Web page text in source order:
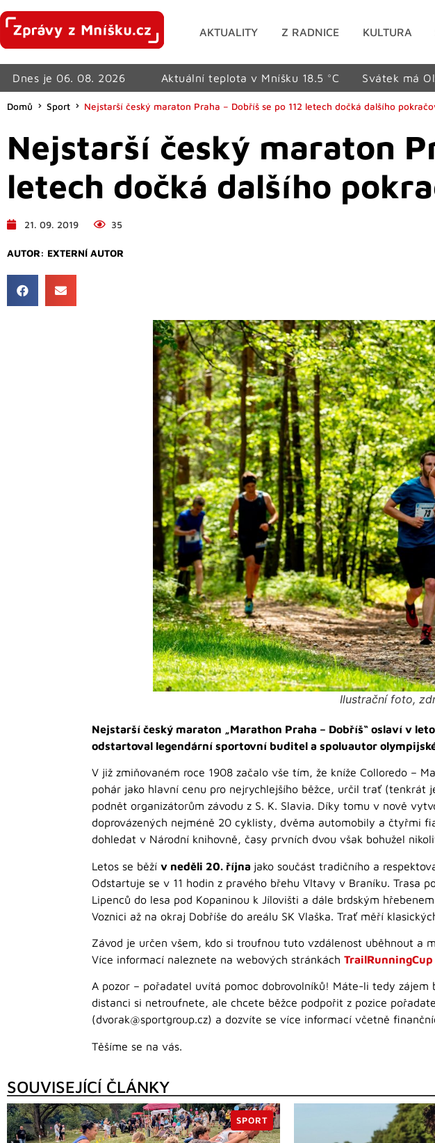
AKTUALITY Z RADNICE KULTURA
Dnes je 06. 08. 2026 Aktuální teplota v Mníšku 18.5 °C Svátek má
Domů Sport Nejstarší český maraton Praha – Dobříš se po 112 letech dočká dalšího
Nejstarší český maraton
letech dočká dalšího
21. 09. 2019 35
AUTOR: EXTERNÍ AUTOR
Ilustrační foto,
Nejstarší český maraton „Marathon Praha – Dobříš“ oslaví v
odstartoval legendární sportovní buditel a spoluautor
V již zmiňovaném roce 1908 začalo vše tím, že kníže Colloredo –
pohár jako hlavní cenu pro nejrychlejšího běžce, určil trať
podnět organizátorům závodu z S. K. Slavia. Díky tomu v nově
doprovázených nejméně 20 cyklisty, dvěma automobily a čtyřmi
dohledat v Národní knihovně, časy prvních dvou však bohužel
Letos se běží v neděli 20. října jako součást tradičního a
Odstartuje se v 11 hodin z pravého břehu Vltavy v Braníku. Trasa
Lipenců do lesa pod Kopaninou k Jílovišti a dále brdským
Voznici až na okraj Dobříše do areálu SK Vlaška. Trať měří
Závod je určen všem, kdo si troufnou tuto vzdálenost uběhnout a
Více informací naleznete na webových stránkách TrailRunningCup
A pozor – pořadatel uvítá pomoc dobrovolníků! Máte-li tedy
distanci si netroufnete, ale chcete běžce podpořit z pozice
(dvorak@sportgroup.cz) a dozvíte se více informací včetně
Těšíme se na vás.
SOUVISEJÍCÍ ČLÁNKY
SPORT